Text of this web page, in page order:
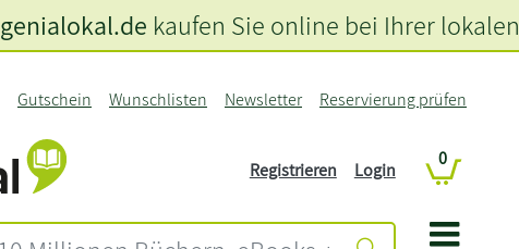
Gutschein Wunschlisten Newsletter Reservierung prüfen
Registrieren Login
0
genialokal.de kaufen Sie online bei Ihrer lokalen